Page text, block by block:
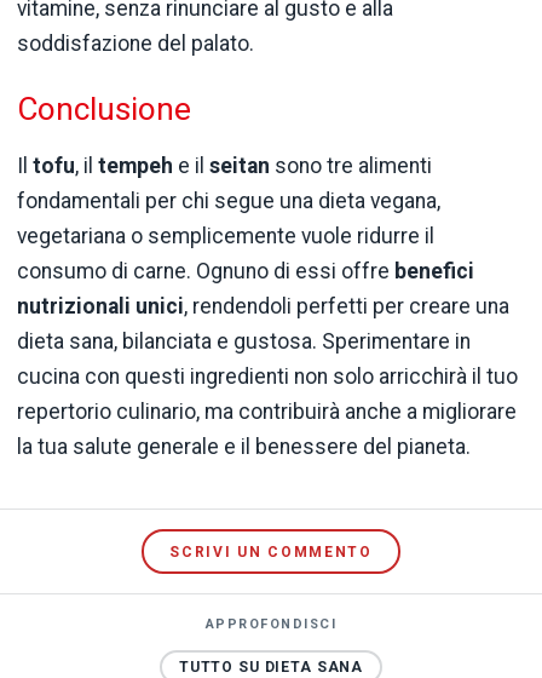
vitamine, senza rinunciare al gusto e alla
soddisfazione del palato.
Conclusione
Il tofu, il tempeh e il seitan sono tre alimenti
fondamentali per chi segue una dieta vegana,
vegetariana o semplicemente vuole ridurre il
consumo di carne. Ognuno di essi offre benefici
nutrizionali unici, rendendoli perfetti per creare una
dieta sana, bilanciata e gustosa. Sperimentare in
cucina con questi ingredienti non solo arricchirà il tuo
repertorio culinario, ma contribuirà anche a migliorare
la tua salute generale e il benessere del pianeta.
SCRIVI UN COMMENTO
APPROFONDISCI
TUTTO SU DIETA SANA